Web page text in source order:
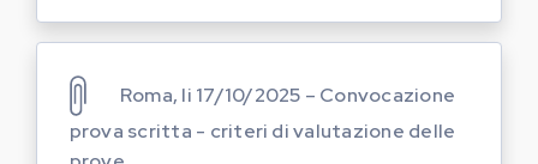
Roma, li 17/10/2025 – Convocazione
prova scritta - criteri di valutazione delle